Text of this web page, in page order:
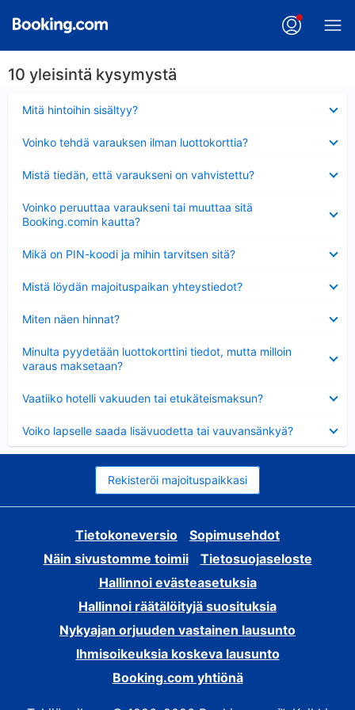
10 yleisintä kysymystä
Mitä hintoihin sisältyy?
Voinko tehdä varauksen ilman luottokorttia?
Mistä tiedän, että varaukseni on vahvistettu?
Voinko peruuttaa varaukseni tai muuttaa sitä
Booking.comin kautta?
Mikä on PIN-koodi ja mihin tarvitsen sitä?
Mistä löydän majoituspaikan yhteystiedot?
Miten näen hinnat?
Minulta pyydetään luottokorttini tiedot, mutta milloin
varaus maksetaan?
Vaatiiko hotelli vakuuden tai etukäteismaksun?
Voiko lapselle saada lisävuodetta tai vauvansänkyä?
Rekisteröi majoituspaikkasi
Tietokoneversio
Sopimusehdot
Näin sivustomme toimii
Tietosuojaseloste
Hallinnoi evästeasetuksia
Hallinnoi räätälöityjä suosituksia
Nykyajan orjuuden vastainen lausunto
Ihmisoikeuksia koskeva lausunto
Booking.com yhtiönä